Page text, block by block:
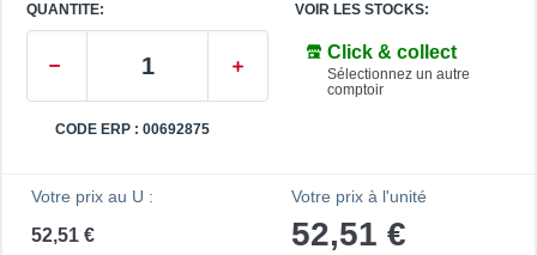
QUANTITE:
CODE ERP : 00692875
VOIR LES STOCKS:
Click & collect
Sélectionnez un autre
comptoir
Votre prix au U :
52,51 €
Votre prix à l'unité
52,51 €